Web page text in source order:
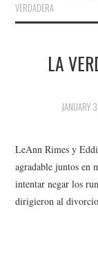
VERDADERA
LA
JANUARY
LeAnn Rimes y
agradable juntos en
intentar negar los
dirigieron al